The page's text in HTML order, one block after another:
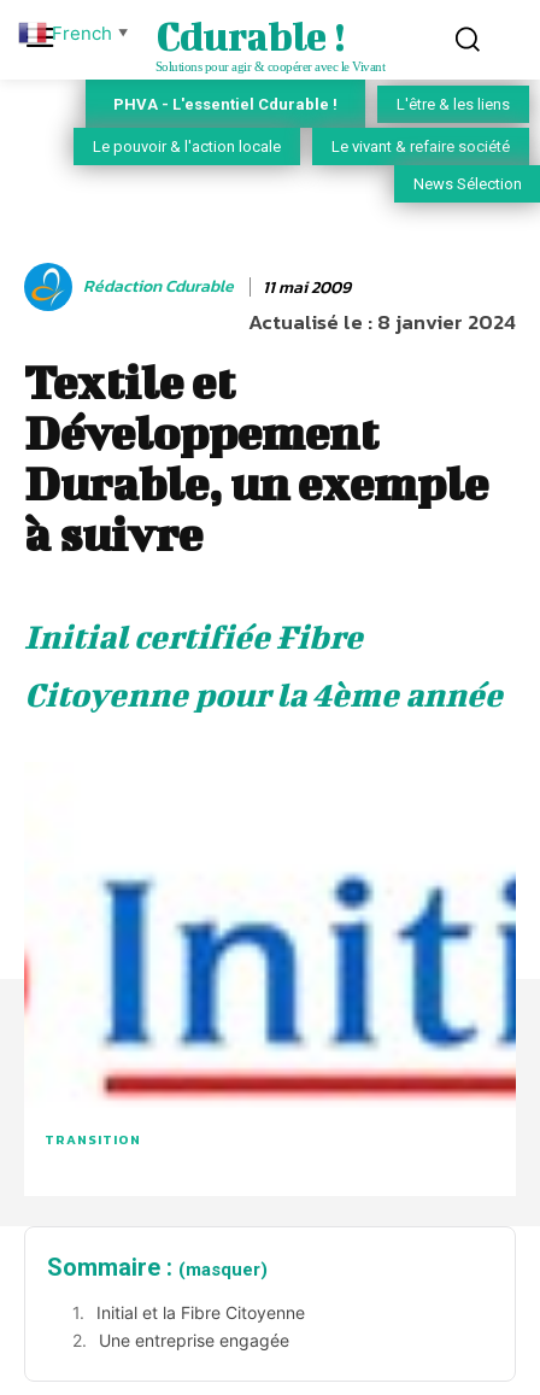
Cdurable !
Solutions pour agir & coopérer avec le Vivant
PHVA - L'essentiel Cdurable ! L'être & les liens
Le pouvoir & l'action locale Le vivant & refaire société
News Sélection
Rédaction Cdurable 11 mai 2009
Actualisé le :8 janvier 2024
Textile et
Développement
Durable, un exemple
à suivre
Initial certifiée Fibre
Citoyenne pour la 4ème année
TRANSITION
Sommaire : (masquer)
Initial et la Fibre Citoyenne
Une entreprise engagée
French ▼